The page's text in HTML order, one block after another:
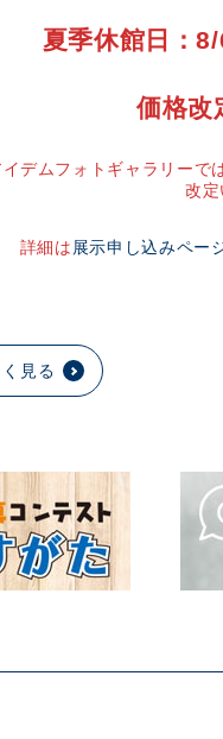
夏季休館日：
価格改
イデムフォトギャラリーで
改定
詳細は 展示申し込みペー
見る